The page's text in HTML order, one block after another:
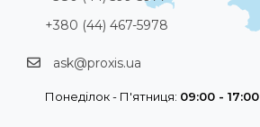
+380 (44) 467-5978
ask@proxis.ua
Понеділок - П'ятниця: 09:00 - 17:00